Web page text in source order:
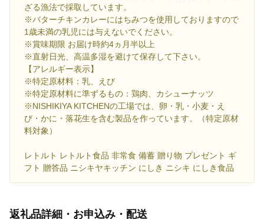
ざる漁法で採取しています。
※バターチキンカレーにはちみつを使用しておりますので
1歳未満の乳児には与えないでください。
※賞味期限 お届け時約4ヵ月半以上
※直射日光、高温多湿を避けて保存して下さい。
【アレルギー表示】
※特定原材料：乳、えび
※特定原材料に準ずるもの：鶏肉、カシューナッツ
※NISHIKIYA KITCHENの工場では、卵・乳・小麦・え
び・かに・落花生を含む製品を作っています。（特定原材
料対象）
レトルト レトルト食品 非常食 備蓄 贈り物 プレゼント ギ
フト 贈答品 ニシキヤキッチン にしき ニシキ にしき食品
返礼品詳細・お申込み・配送